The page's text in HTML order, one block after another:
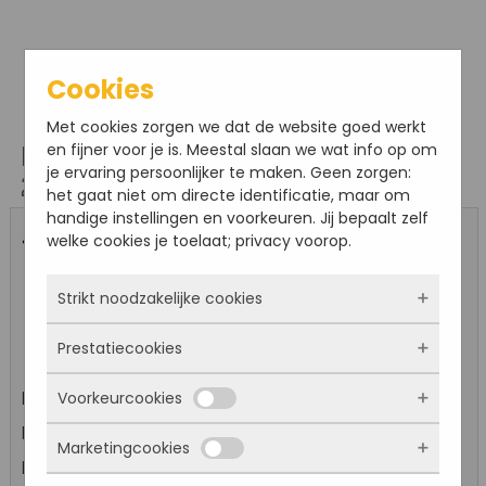
Bestel hier online je kaarten voor: Rondleiding
22 juli
« Ander evenement kiezen
Evenement: Rondleiding 22 juli
Datum: 22-07-2026 om 14:00
Prijs per ticket regulier: €7,50
Kind (t/m 12): € 1,00
Locatie: Fort Sabina
Cookies
Met cookies zorgen we dat de website goed werkt
en fijner voor je is. Meestal slaan we wat info op om
je ervaring persoonlijker te maken. Geen zorgen:
het gaat niet om directe identificatie, maar om
handige instellingen en voorkeuren. Jij bepaalt zelf
welke cookies je toelaat; privacy voorop.
Strikt noodzakelijke cookies
Deze cookies zorgen ervoor dat de website
überhaupt werkt. Ze zijn dus altijd actief en
kunnen niet worden uitgezet. Meestal worden
ze alleen geplaatst als jij iets doet, zoals
inloggen, een formulier invullen of je
privacyvoorkeuren opslaan. Je kunt je browser
Prestatiecookies
Met deze cookies zien we hoe vaak onze site
bezocht wordt, waar bezoekers vandaan
komen en welke pagina’s populair zijn. Zo
kunnen we de website blijven verbeteren.
Voorkeurcookies
Deze cookies onthouden jouw voorkeuren.
Bijvoorbeeld taalkeuze of ingevulde gegevens.
Marketingcookies